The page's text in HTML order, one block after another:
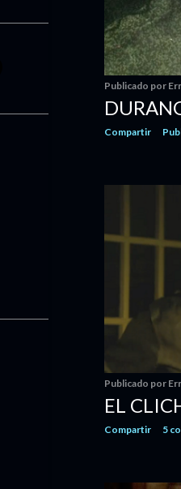
Publicado por
Compartir
Publicado por
EL
Compartir 5